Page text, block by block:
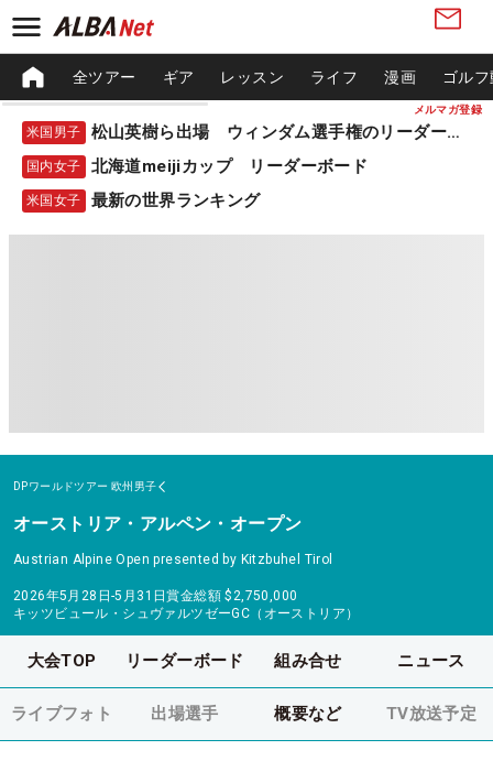
メルマガ登録
全ツアー ギア レッスン ライフ 漫画 ゴル
米国男子 松山英樹ら出場 ウィンダム選手権のリーダーボード
国内女子 北海道meijiカップ リーダーボード
米国女子 最新の世界ランキング
DPワールドツアー 欧州男子
オーストリア・アルペン・オープン
Austrian Alpine Open presented by Kitzbuhel Tirol
2026年5月28日-5月31日賞金総額 $2,750,000
キッツビュール・シュヴァルツゼーGC（オーストリア）
大会TOP リーダーボード 組み合せ ニュース
ライブフォト 出場選手 概要など TV放送予定